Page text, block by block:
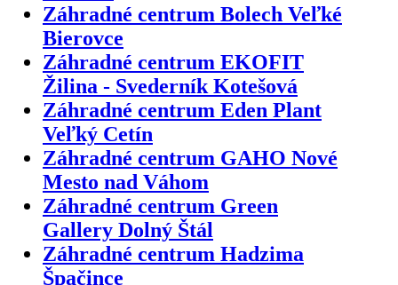
Záhradné centrum Bolech Veľké
Bierovce
Záhradné centrum EKOFIT
Žilina - Svederník Kotešová
Záhradné centrum Eden Plant
Veľký Cetín
Záhradné centrum GAHO Nové
Mesto nad Váhom
Záhradné centrum Green
Gallery Dolný Štál
Záhradné centrum Hadzima
Špačince